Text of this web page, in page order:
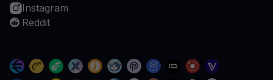
Instagram
Reddit